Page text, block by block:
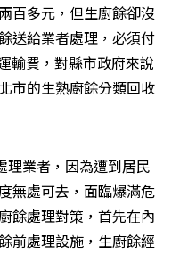
百多元，但生廚餘卻沒
送給業者處理，必須付
輸費，對縣市政府來說
市的生熟廚餘分類回收
理業者，因為遭到居民
無處可去，面臨爆滿危
餘處理對策，首先在內
前處理設施，生廚餘經